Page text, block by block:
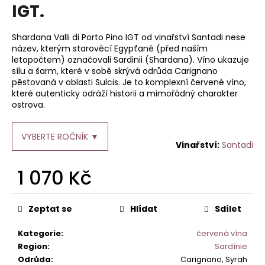
0,0
5
hvězdiček.
IGT.
Shardana Valli di Porto Pino IGT od vinařství Santadi nese
název, kterým starověcí Egypťané (před naším
letopočtem) označovali Sardinii (Shardana). Víno ukazuje
sílu a šarm, které v sobě skrývá odrůda Carignano
pěstovaná v oblasti Sulcis. Je to komplexní červené víno,
které autenticky odráží historii a mimořádný charakter
ostrova.
VYBERTE ROČNÍK ▼
Santadi
1 070 Kč
Měrná
cena:
Kategorie:
červená vína
Region:
Sardínie
Odrůda:
Carignano, Syrah
Zeptat se Hlídat Sdílet
a
j
í
t
?
o
p
o
u